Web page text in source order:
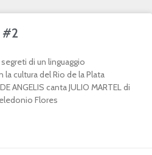
#2
di un linguaggio
cultura del Rio de la Plata
ANGELIS canta JULIO MARTEL di
Flores